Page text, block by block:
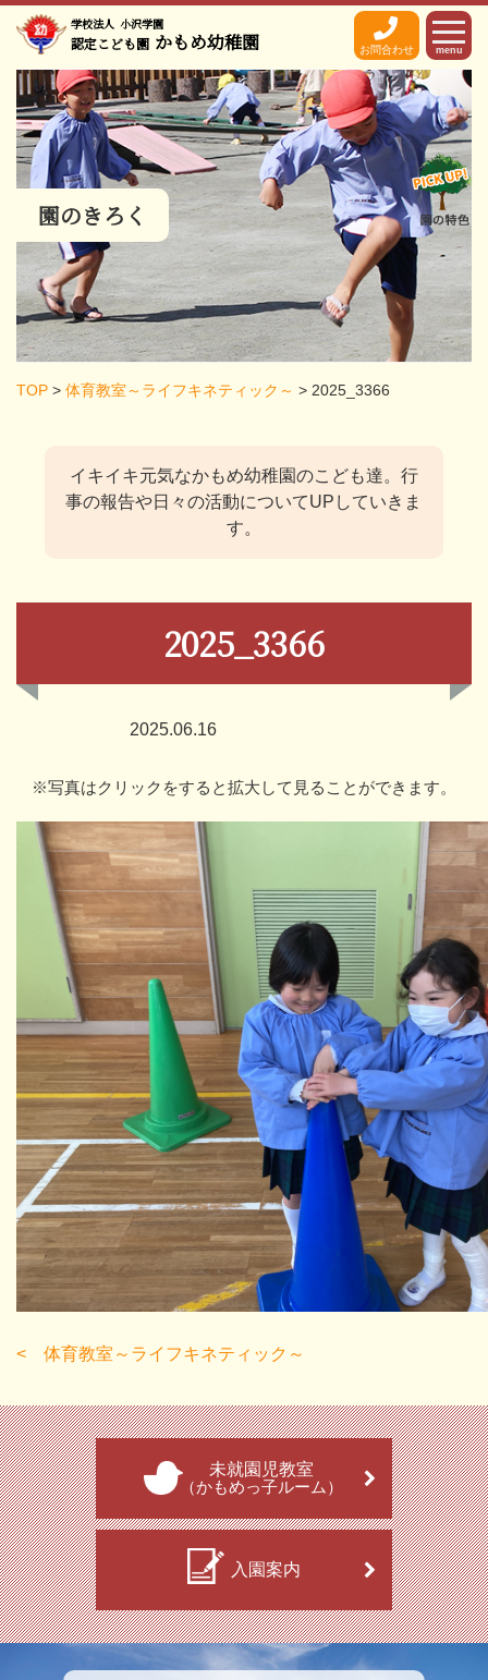
学校法人 小沢学園
認定こども園 かもめ幼稚園 お問合わせ menu
園のきろく
TOP > 体育教室～ライフキネティック～ > 2025_3366
イキイキ元気なかもめ幼稚園のこども達。 行
事の報告や日々の活動についてUPしていきま
す。
2025_3366
2025.06.16
※写真はクリックをすると拡大して見ることができます。
体育教室～ライフキネティック～
未就園児教室
（かもめっ子ルーム）
入園案内